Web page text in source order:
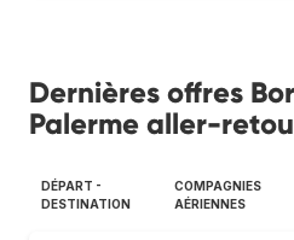
Dernières offres
Palerme aller-
DÉPART -
DESTINATION
COMPAGNIES
AÉRIENNES